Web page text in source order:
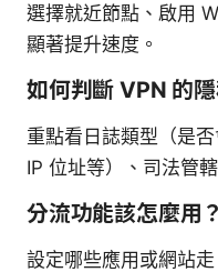
選擇就近節點、啟用
顯著提升速度。
如何判斷 VPN 的
重點看日誌類型（是
IP 位址等）、司法管
分流功能該怎麼用？
設定哪些應用或網站